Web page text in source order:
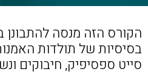
הקורס הזה מנסה
בסיסיות של תולדות
סייט ספסיפיק, חיבוקים